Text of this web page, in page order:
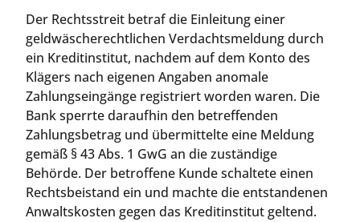
Der Rechtsstreit betraf die Einleitung einer
geldwäscherechtlichen Verdachtsmeldung durch
ein Kreditinstitut, nachdem auf dem Konto des
Klägers nach eigenen Angaben anomale
Zahlungseingänge registriert worden waren. Die
Bank sperrte daraufhin den betreffenden
Zahlungsbetrag und übermittelte eine Meldung
gemäß § 43 Abs. 1 GwG an die zuständige
Behörde. Der betroffene Kunde schaltete einen
Rechtsbeistand ein und machte die entstandenen
Anwaltskosten gegen das Kreditinstitut geltend.